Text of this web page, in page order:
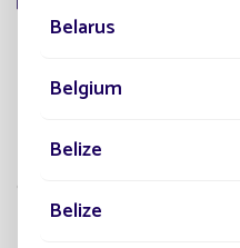
La gestión del final de la
etapas del diseño de nuestras
Nuestras farolas solares
Belarus
Belgium
Belize
Belize